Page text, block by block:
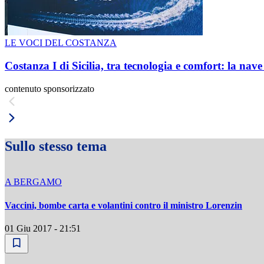
LE VOCI DEL COSTANZA
Costanza I di Sicilia, tra tecnologia e comfort: la
contenuto sponsorizzato
Sullo stesso tema
A BERGAMO
Vaccini, bombe carta e volantini contro il ministro Lorenzin
01 Giu 2017 - 21:51